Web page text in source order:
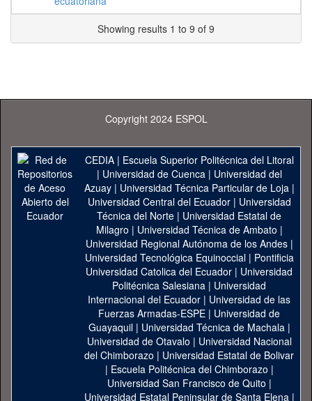
Showing results 1 to 9 of 9
Copyright 2024 ESPOL
CEDIA| Escuela Superior Politécnica del Litoral
| Universidad de Cuenca| Universidad del
Azuay| Universidad Técnica Particular de Loja|
Universidad Central del Ecuador| Universidad
Técnica del Norte | Universidad Estatal de
Milagro | Universidad Técnica de Ambato |
Universidad Regional Autónoma de los Andes|
Universidad Tecnológica Equinoccial| Pontificia
Universidad Catolica del Ecuador | Universidad
Politécnica Salesiana | Universidad
Internacional del Ecuador | Universidad de las
Fuerzas Armadas-ESPE | Universidad de
Guayaquil| Universidad Técnica de Machala|
Universidad de Otavalo | Universidad Nacional
del Chimborazo | Universidad Estatal de Bolivar
| Escuela Politécnica del Chimborazo |
Universidad San Francisco de Quito |
Universidad Estatal Peninsular de Santa Elena|